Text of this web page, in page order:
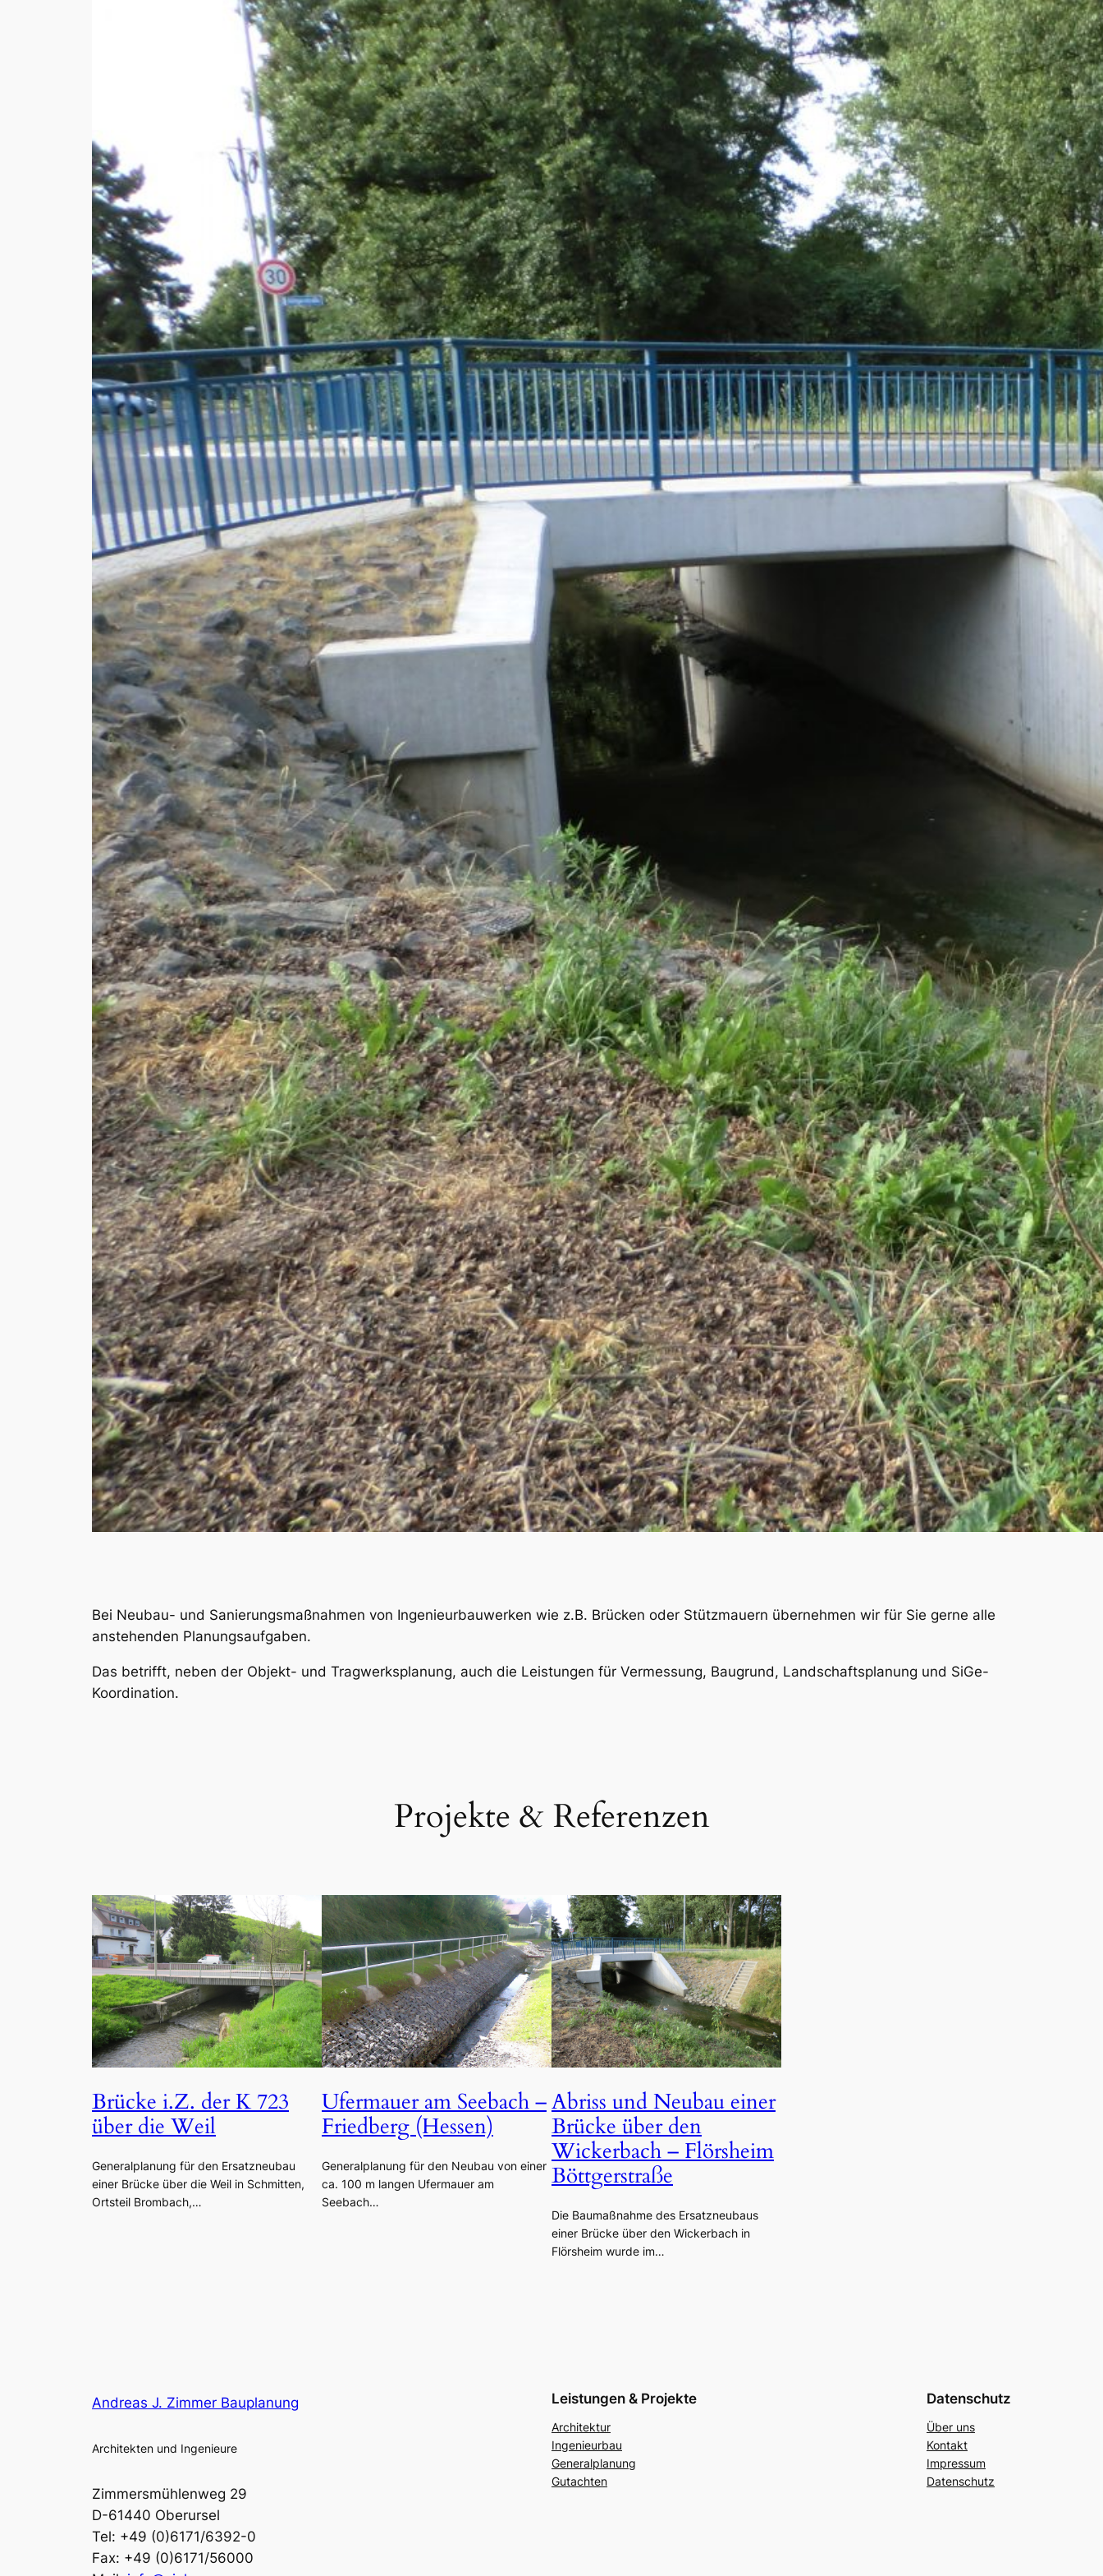
Bei Neubau- und Sanierungsmaßnahmen von Ingenieurbauwerken wie z.B. Brücken oder Stützmauern übernehmen wir für Sie gerne alle
anstehenden Planungsaufgaben.
Das betrifft, neben der Objekt- und Tragwerksplanung, auch die Leistungen für Vermessung, Baugrund, Landschaftsplanung und SiGe-
Koordination.
Projekte & Referenzen
Brücke i.Z. der K 723
über die Weil
Generalplanung für den Ersatzneubau
einer Brücke über die Weil in Schmitten,
Ortsteil Brombach,…
Ufermauer am Seebach –
Friedberg (Hessen)
Generalplanung für den Neubau von einer
ca. 100 m langen Ufermauer am
Seebach…
Abriss und Neubau einer
Brücke über den
Wickerbach – Flörsheim
Böttgerstraße
Die Baumaßnahme des Ersatzneubaus
einer Brücke über den Wickerbach in
Flörsheim wurde im…
Andreas J. Zimmer Bauplanung
Architekten und Ingenieure
Zimmersmühlenweg 29
D-61440 Oberursel
Tel: +49 (0)6171/6392-0
Fax: +49 (0)6171/56000
Leistungen & Projekte
Architektur
Ingenieurbau
Generalplanung
Gutachten
Datenschutz
Über uns
Kontakt
Impressum
Datenschutz